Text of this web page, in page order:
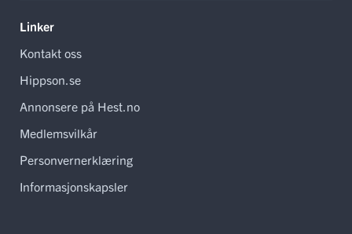
Linker
Kontakt oss
Hippson.se
Annonsere på Hest.no
Medlemsvilkår
Personvernerklæring
Informasjonskapsler